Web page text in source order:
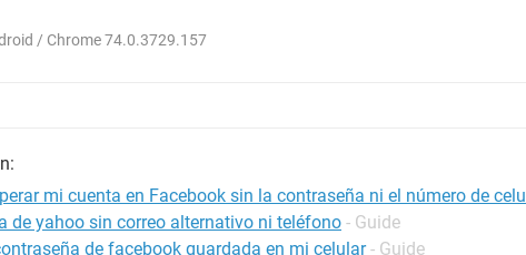
/ Chrome 74.0.3729.157
mi cuenta en Facebook sin la contraseña ni el número de celu
de yahoo sin correo alternativo ni teléfono - Guide
de facebook guardada en mi celular - Guide